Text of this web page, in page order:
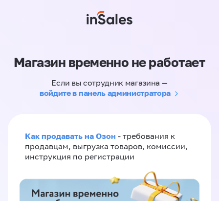
Магазин временно не работает
Если вы сотрудник магазина —
войдите в панель администратора
Как продавать на Озон - требования к
продавцам, выгрузка товаров, комиссии,
инструкция по регистрации